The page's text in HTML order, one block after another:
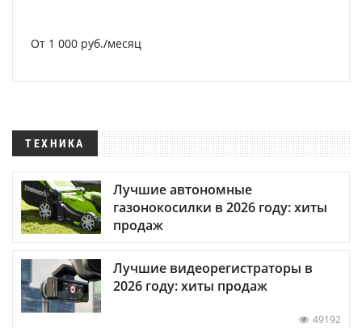
От 1 000 руб./месяц
ТЕХНИКА
Лучшие автономные
газонокосилки в 2026 году: хиты
продаж
Лучшие видеорегистраторы в
2026 году: хиты продаж
49192